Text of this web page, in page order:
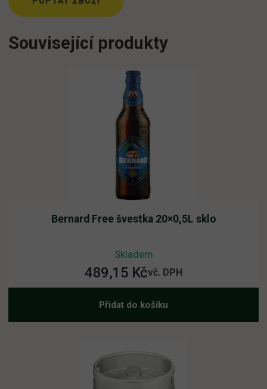
Související produkty
Bernard Free švestka 20×0,5L sklo
Skladem
489,15 Kčvč. DPH
Přidat do košíku